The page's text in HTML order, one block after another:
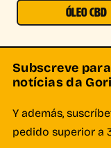
ÓLEO CBD
Subscreve
notícias da
Y además,
pedido superior a